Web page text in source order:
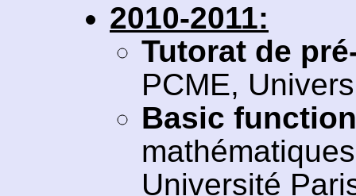
2010-2011:
Tutorat de
PCME,
Basic
Université